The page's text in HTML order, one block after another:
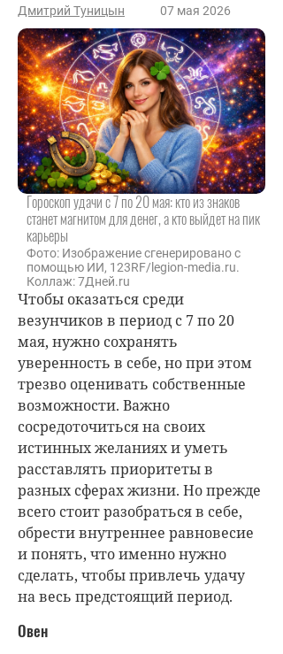
Дмитрий Туницын 07 мая 2026
Гороскоп удачи с 7 по 20 мая: кто из знаков
станет магнитом для денег, а кто выйдет на пик
карьеры
Фото: Изображение сгенерировано с
помощью ИИ, 123RF/legion-media.ru.
Коллаж: 7Дней.ru
Чтобы оказаться среди
везунчиков в период с 7 по 20
мая, нужно сохранять
уверенность в себе, но при этом
трезво оценивать собственные
возможности. Важно
сосредоточиться на своих
истинных желаниях и уметь
расставлять приоритеты в
разных сферах жизни. Но прежде
всего стоит разобраться в себе,
обрести внутреннее равновесие
и понять, что именно нужно
сделать, чтобы привлечь удачу
на весь предстоящий период.
Овен